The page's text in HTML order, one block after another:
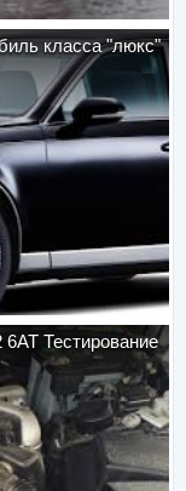
класса "люкс"
Тестирование